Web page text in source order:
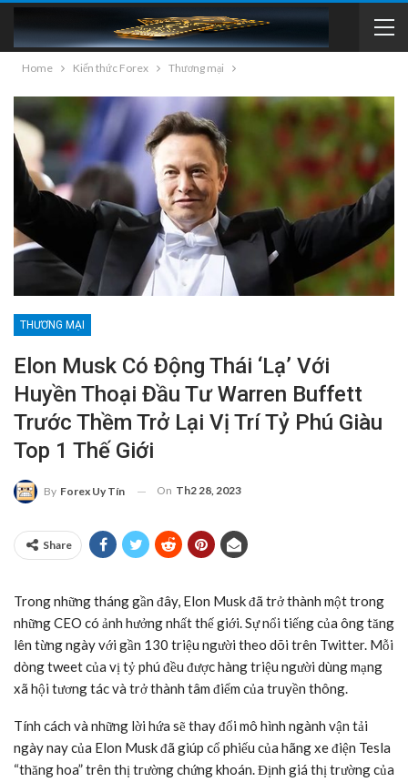
Home Kiến thức Forex Thương mại
THƯƠNG MẠI
Elon Musk Có Động Thái ‘lạ’ Với
Huyền Thoại Đầu Tư Warren Buffett
Trước Thềm Trở Lại Vị Trí Tỷ Phú Giàu
Top 1 Thế Giới
By Forex Uy Tín On Th2 28, 2023
Share
Trong những tháng gần đây, Elon Musk đã trở thành một trong
những CEO có ảnh hưởng nhất thế giới. Sự nổi tiếng của ông tăng
lên từng ngày với gần 130 triệu người theo dõi trên Twitter. Mỗi
dòng tweet của vị tỷ phú đều được hàng triệu người dùng mạng
xã hội tương tác và trở thành tâm điểm của truyền thông.
Tính cách và những lời hứa sẽ thay đổi mô hình ngành vận tải
ngày nay của Elon Musk đã giúp cổ phiếu của hãng xe điện Tesla
“thăng hoa” trên thị trường chứng khoán. Định giá thị trường của